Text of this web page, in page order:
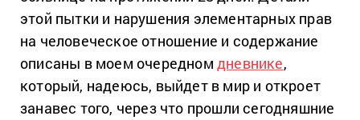
этой пытки и нарушения элементарных прав
на человеческое отношение и содержание
описаны в моем очередном дневнике,
который, надеюсь, выйдет в мир и откроет
занавес того, через что прошли сегодняшние